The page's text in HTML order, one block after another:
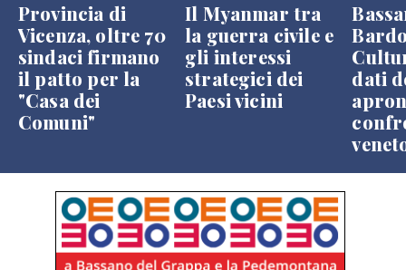
Provincia di
Vicenza, oltre 70
sindaci firmano
il patto per la
"Casa dei
Comuni"
Il Myanmar tra
la guerra civile e
gli interessi
strategici dei
Paesi vicini
dati